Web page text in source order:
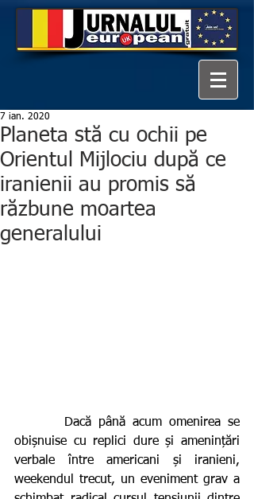
Planeta stă cu ochii pe
Orientul Mijlociu după ce
iranienii au promis să
răzbune moartea
generalului
7 ian. 2020
obișnuise cu replici dure și amenințări
verbale între americani și iranieni,
weekendul trecut, un eveniment grav a